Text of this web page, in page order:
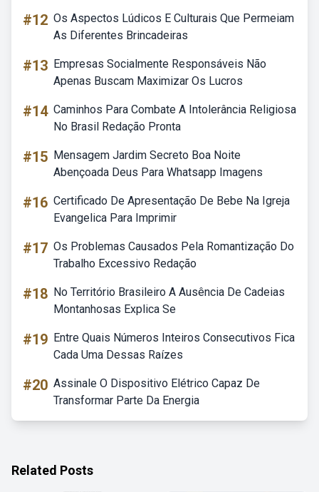
#12 Os Aspectos Lúdicos E Culturais Que Permeiam
As Diferentes Brincadeiras
#13 Empresas Socialmente Responsáveis Não
Apenas Buscam Maximizar Os Lucros
#14 Caminhos Para Combate A Intolerância Religiosa
No Brasil Redação Pronta
#15 Mensagem Jardim Secreto Boa Noite
Abençoada Deus Para Whatsapp Imagens
#16 Certificado De Apresentação De Bebe Na Igreja
Evangelica Para Imprimir
#17 Os Problemas Causados Pela Romantização Do
Trabalho Excessivo Redação
#18 No Território Brasileiro A Ausência De Cadeias
Montanhosas Explica Se
#19 Entre Quais Números Inteiros Consecutivos Fica
Cada Uma Dessas Raízes
#20 Assinale O Dispositivo Elétrico Capaz De
Transformar Parte Da Energia
Related Posts